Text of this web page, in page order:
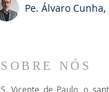
Pe. Álvaro Cunha,
SOBRE NÓS
S. Vicente de Paulo, o